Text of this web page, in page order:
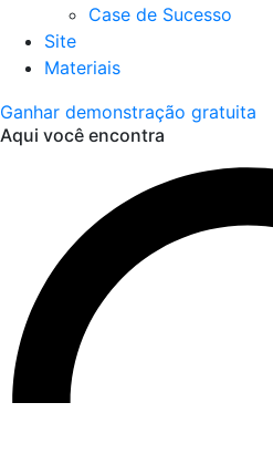
Case de Sucesso
Site
Materiais
Ganhar demonstração gratuita
Aqui você encontra